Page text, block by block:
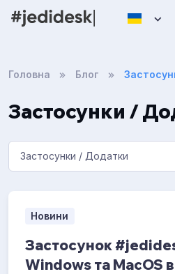
Головна Блог
Застосунки /
Новини
Застосунок
Windows та MacOS